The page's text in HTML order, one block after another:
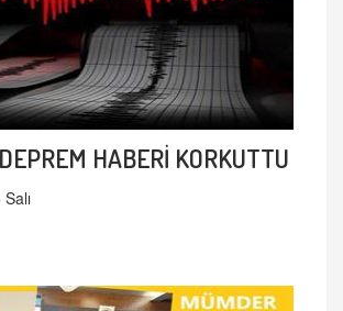
HABERİ KORKUTTU